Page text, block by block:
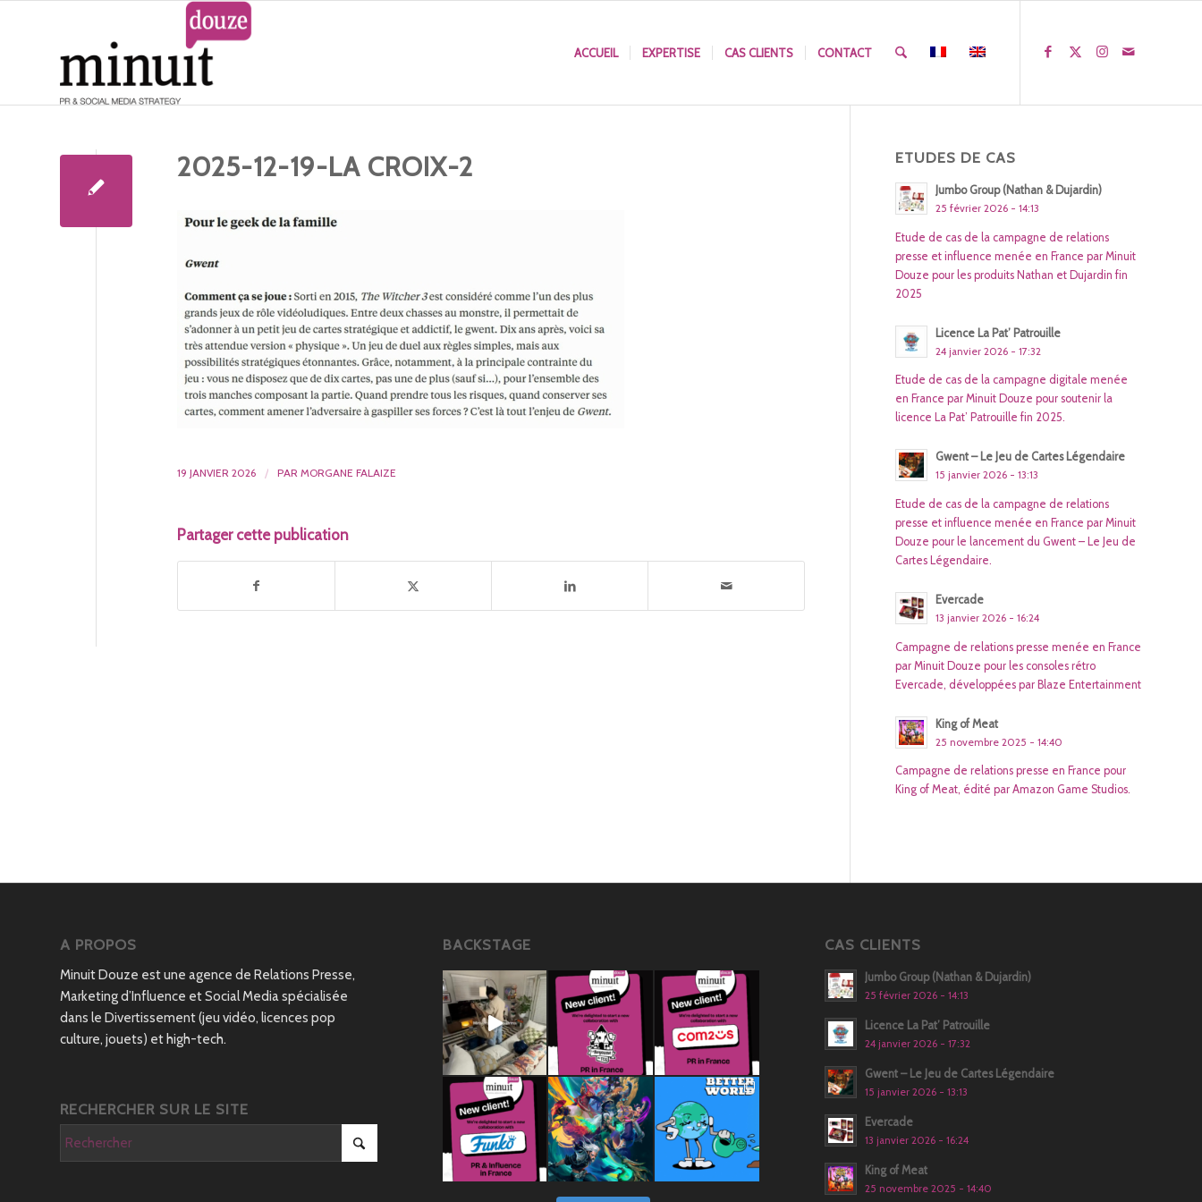
ACCUEIL EXPERTISE CAS CLIENTS CONTACT
2025-12-19-LA CROIX-2
19 JANVIER 2026 / PAR MORGANE FALAIZE
Partager cette publication
ETUDES DE CAS
Jumbo Group (Nathan & Dujardin)
25 février 2026 - 14:13
Etude de cas de la campagne de relations
presse et influence menée en France par Minuit
Douze pour les produits Nathan et Dujardin fin
2025
Licence La Pat’ Patrouille
24 janvier 2026 - 17:32
Etude de cas de la campagne digitale menée
en France par Minuit Douze pour soutenir la
licence La Pat’ Patrouille fin 2025.
Gwent – Le Jeu de Cartes Légendaire
15 janvier 2026 - 13:13
Etude de cas de la campagne de relations
presse et influence menée en France par Minuit
Douze pour le lancement du Gwent – Le Jeu de
Cartes Légendaire.
Evercade
13 janvier 2026 - 16:24
Campagne de relations presse menée en France
par Minuit Douze pour les consoles rétro
Evercade, développées par Blaze Entertainment
King of Meat
25 novembre 2025 - 14:40
Campagne de relations presse en France pour
King of Meat, édité par Amazon Game Studios.
A PROPOS
Minuit Douze est une agence de Relations Presse,
Marketing d’Influence et Social Media spécialisée
dans le Divertissement (jeu vidéo, licences pop
culture, jouets) et high-tech.
RECHERCHER SUR LE SITE
BACKSTAGE CAS CLIENTS
Jumbo Group (Nathan & Dujardin)
25 février 2026 - 14:13
Licence La Pat’ Patrouille
24 janvier 2026 - 17:32
Gwent – Le Jeu de Cartes Légendaire
15 janvier 2026 - 13:13
Evercade
13 janvier 2026 - 16:24
King of Meat
25 novembre 2025 - 14:40